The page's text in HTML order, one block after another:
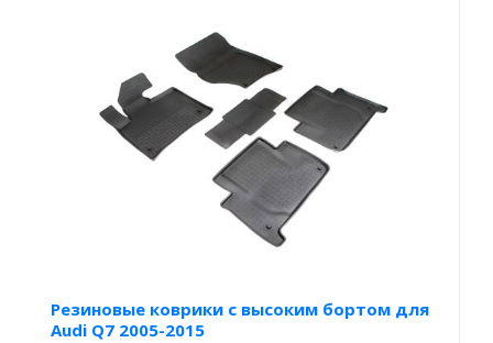
Резиновые коврики с высоким бортом для
Audi Q7 2005-2015